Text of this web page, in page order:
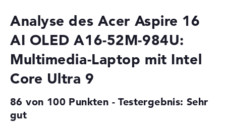
Technologie
Cache
12 MB (L3-Cache)
Grafikkarte
Grafikprozessor
Intel Arc 140V
RAM
1. Steckplatz
32 GB
Installiert
Analyse des Acer Aspire 16
AI OLED A16-52M-984U:
Multimedia-Laptop mit Intel
Core Ultra 9
86 von 100 Punkten - Testergebnis: Sehr
gut